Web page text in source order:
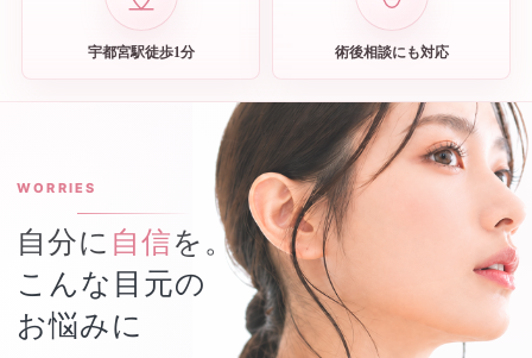
宇都宮駅徒歩1分 術後相談にも対応
WORRIES
自分に 自信を。
こんな目元の
お悩みに